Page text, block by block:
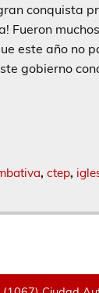
conquista
Fueron
este año no
gobierno
, ctep,